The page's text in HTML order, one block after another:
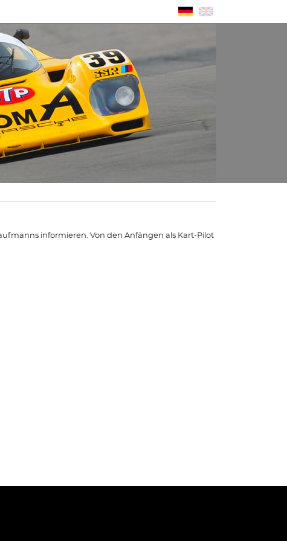
informieren. Von den Anfängen als Kart-Pilot